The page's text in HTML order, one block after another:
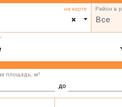
на карте
×
Район в
Все
площадь, м²
до